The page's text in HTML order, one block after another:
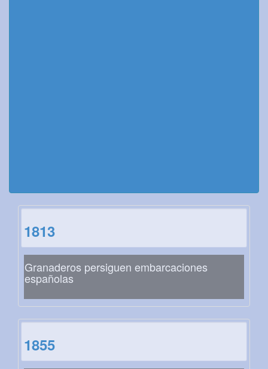
1813
Granaderos persiguen embarcaciones
españolas
1855